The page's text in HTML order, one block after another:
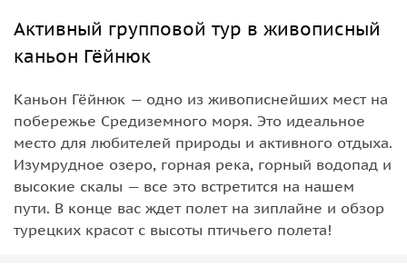
Активный групповой тур в живописный
каньон Гёйнюк
Каньон Гёйнюк — одно из живописнейших мест на
побережье Средиземного моря. Это идеальное
место для любителей природы и активного отдыха.
Изумрудное озеро, горная река, горный водопад и
высокие скалы — все это встретится на нашем
пути. В конце вас ждет полет на зиплайне и обзор
турецких красот с высоты птичьего полета!